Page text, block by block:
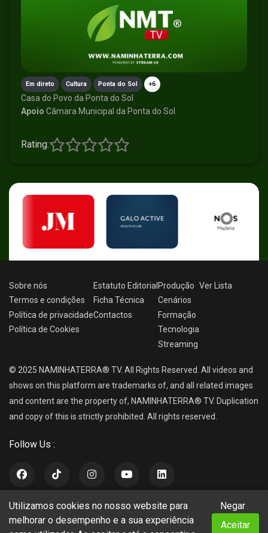
Em direto Cultura Ponta do Sol +6
Casa do Povo da Ponta do Sol
Apoio Câmara Municipal da Ponta do Sol
Rating:
Utilizamos cookies no nosso website para
melhorar o desempenho e a sua experiência
Negar
Aceitar
Sobre nós
Termos e condições
Política de privacidade
Política de Cookies
Estatuto Editorial
Ficha Técnica
Contactos
Produção
Cenários
Formação
Tecnologia
Streaming
Ver Lista
© 2025 NAMINHATERRA® TV. All Rights Reserved. All videos and
shows on this platform are trademarks of, and all related images
and content are the property of, NAMINHATERRA® TV. Duplication
and copy of this is strictly prohibited. All rights reserved.
Follow Us :
NAMINHATERRA® TV